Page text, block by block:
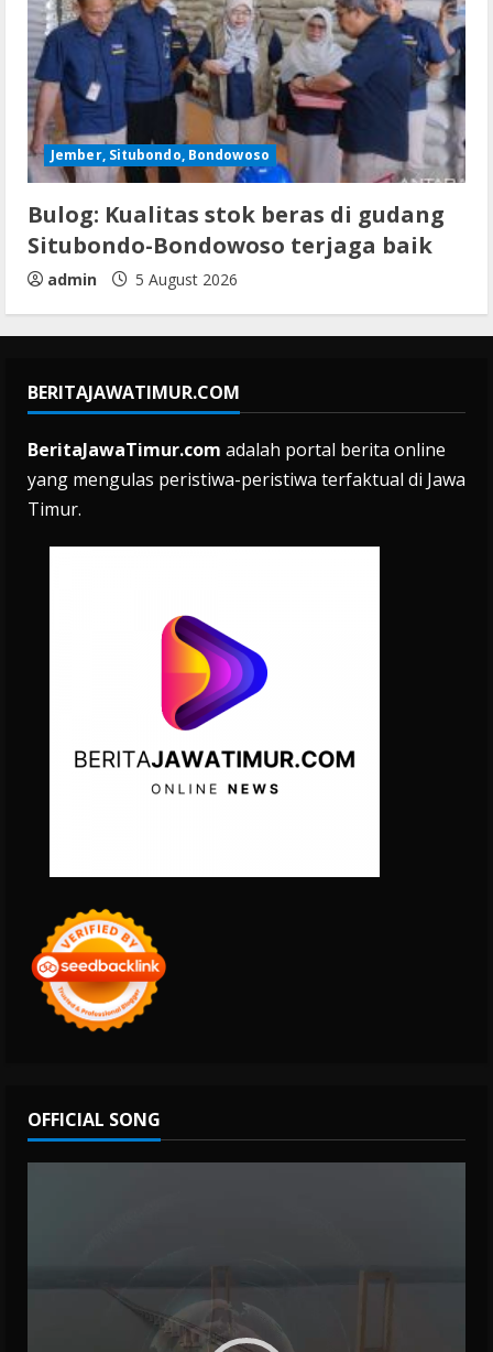
Jember, Situbondo, Bondowoso
Bulog: Kualitas stok beras di gudang
Situbondo-Bondowoso terjaga baik
admin 5 August 2026
BERITAJAWATIMUR.COM
BeritaJawaTimur.com adalah portal berita online
yang mengulas peristiwa-peristiwa terfaktual di Jawa
Timur.
OFFICIAL SONG